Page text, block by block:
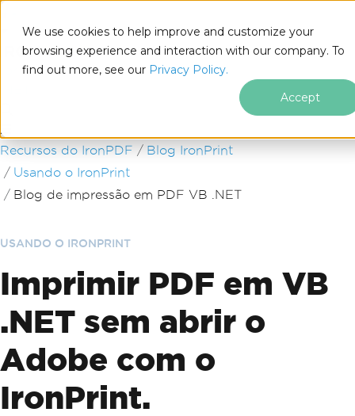
We use cookies to help improve and customize your
browsing experience and interaction with our company. To
find out more, see our Privacy Policy.
Accept
Ir para o conteúdo do rodapé
Recursos do IronPDF
Blog IronPrint
Usando o IronPrint
Blog de impressão em PDF VB .NET
USANDO O IRONPRINT
Imprimir PDF em VB
.NET sem abrir o
Adobe com o
IronPrint.